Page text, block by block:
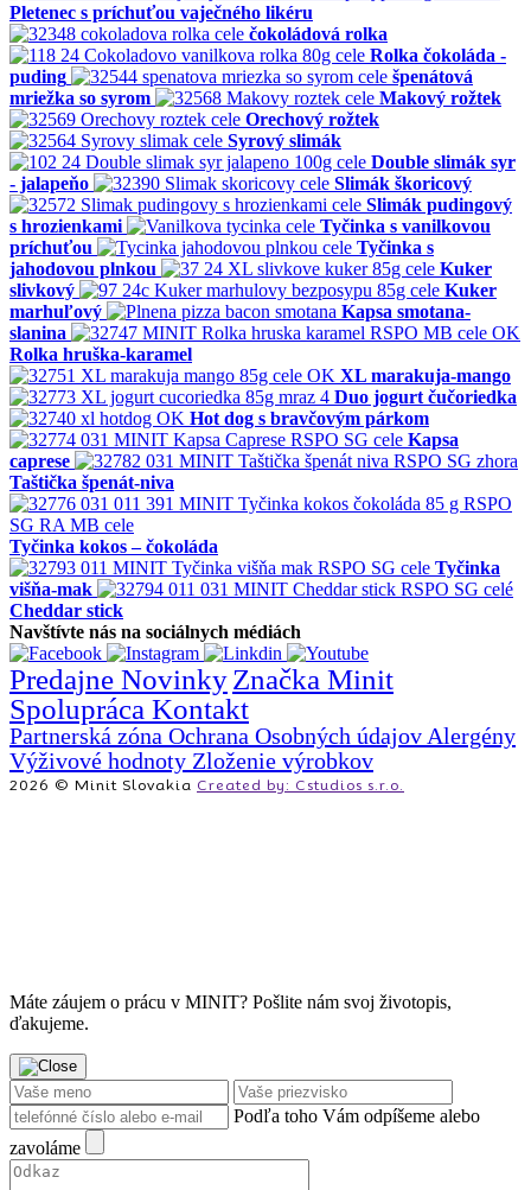
Pletenec s príchuťou vaječného likéru
čokoládová rolka
Rolka čokoláda -
puding
špenátová
mriežka so syrom
Makový rožtek
Orechový rožtek
Syrový slimák
Double slimák syr
- jalapeňo
Slimák škoricový
Slimák pudingový
s hrozienkami
Tyčinka s vanilkovou
príchuťou
Tyčinka s
jahodovou plnkou
Kuker
slivkový
Kuker
marhuľový
Kapsa smotana-
slanina
Rolka hruška-karamel
XL marakuja-mango
Duo jogurt čučoriedka
Hot dog s bravčovým párkom
Kapsa
caprese
Taštička špenát-niva
Tyčinka kokos – čokoláda
Tyčinka
višňa-mak
Cheddar stick
Navštívte nás na sociálnych médiách
Predajne NovinkyZnačka Minit
Spolupráca Kontakt
Partnerská zóna Ochrana Osobných údajov Alergény
Výživové hodnoty Zloženie výrobkov
2026 © Minit Slovakia Created by: Cstudios s.r.o.
Máte záujem o prácu v MINIT? Pošlite nám svoj životopis,
ďakujeme.
Podľa toho Vám odpíšeme alebo
zavoláme